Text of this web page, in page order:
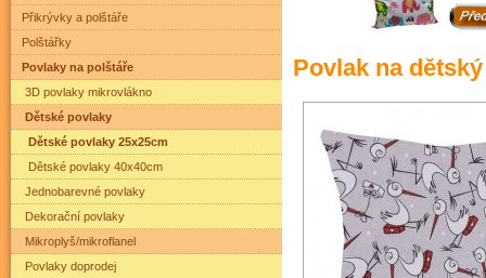
Povlak na
Přikrývky a polštáře
Polštářky
Povlaky na polštáře
3D povlaky mikrovlákno
Dětské povlaky
Dětské povlaky 25x25cm
Dětské povlaky 40x40cm
Jednobarevné povlaky
Dekorační povlaky
Mikroplyš/mikroflanel
Povlaky doprodej